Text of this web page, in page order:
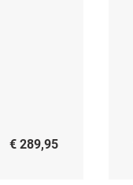
€ 289,95